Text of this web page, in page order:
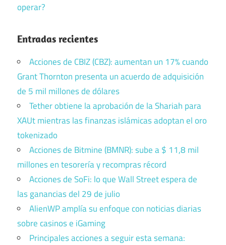
operar?
Entradas recientes
Acciones de CBIZ (CBZ): aumentan un 17% cuando
Grant Thornton presenta un acuerdo de adquisición
de 5 mil millones de dólares
Tether obtiene la aprobación de la Shariah para
XAUt mientras las finanzas islámicas adoptan el oro
tokenizado
Acciones de Bitmine (BMNR): sube a $ 11,8 mil
millones en tesorería y recompras récord
Acciones de SoFi: lo que Wall Street espera de
las ganancias del 29 de julio
AlienWP amplía su enfoque con noticias diarias
sobre casinos e iGaming
Principales acciones a seguir esta semana: